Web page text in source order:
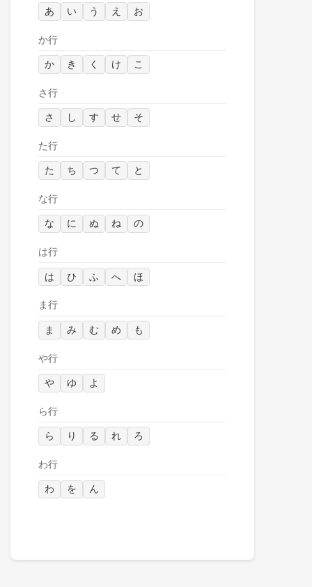
あ い う え お
か行
か き く け こ
さ行
さ し す せ そ
た行
た ち つ て と
な行
な に ぬ ね の
は行
は ひ ふ へ ほ
ま行
ま み む め も
や行
や ゆ よ
ら行
ら り る れ ろ
わ行
わ を ん